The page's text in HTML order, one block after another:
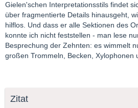
Gielen'schen Interpretationsstils findet
über fragmentierte Details hinausgeht,
hilflos. Und dass er alle Sektionen des
konnte ich nicht feststellen - man lese
Besprechung der Zehnten: es wimmelt
großen Trommeln, Becken, Xylophonen
Zitat